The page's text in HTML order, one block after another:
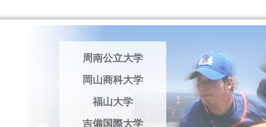
周南公立大学
岡山商科大学
福山大学
吉備国際大学